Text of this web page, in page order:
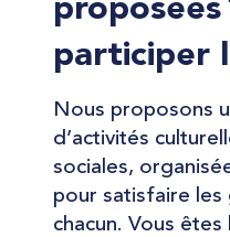
proposées
participer
Nous proposons
d’activités
sociales,
pour satisfaire
chacun. Vous